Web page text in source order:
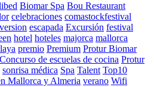
Biomar Spa Bou Restaurant
celebraciones comastockfestival
escapada Excursión festival
hotel hoteles majorca mallorca
premio Premium Protur Biomar
de escuelas de cocina Protur
sonrisa médica Spa Talent Top10
Mallorca y Almeria verano Wifi